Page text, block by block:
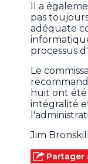
Il a
pas
adéquate
processus
Le
huit ont
intégralité
Jim
Partager